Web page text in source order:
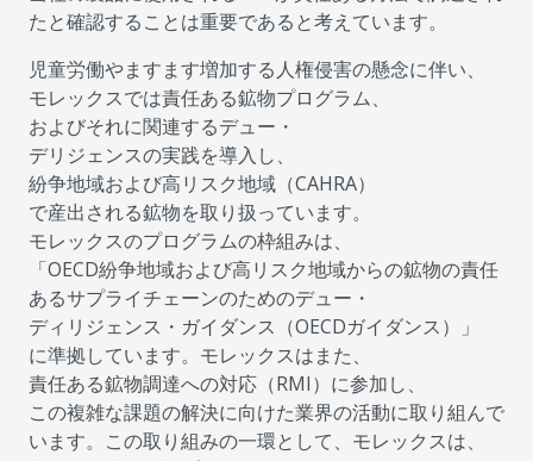
たと確認することは重要であると考えています。
児童労働やますます増加する人権侵害の懸念に伴い、
モレックスでは責任ある鉱物プログラム、
およびそれに関連するデュー・
デリジェンスの実践を導入し、
紛争地域および高リスク地域（CAHRA）
で産出される鉱物を取り扱っています。
モレックスのプログラムの枠組みは、
「OECD紛争地域および高リスク地域からの鉱物の責任
あるサプライチェーンのためのデュー・
ディリジェンス・ガイダンス（OECDガイダンス）」
に準拠しています。モレックスはまた、
責任ある鉱物調達への対応（RMI）に参加し、
この複雑な課題の解決に向けた業界の活動に取り組んで
います。この取り組みの一環として、モレックスは、